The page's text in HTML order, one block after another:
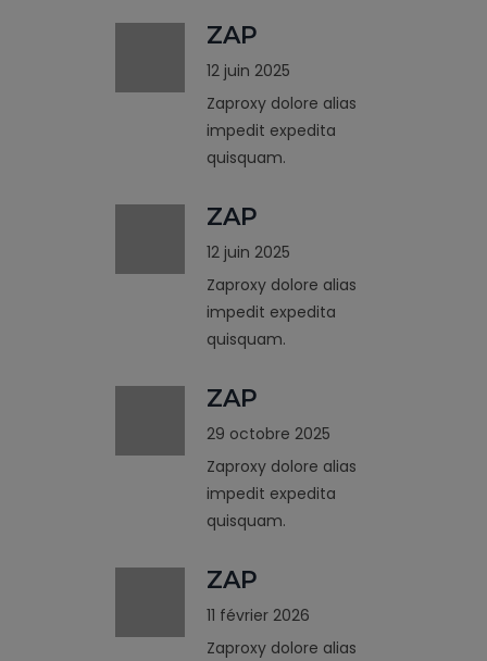
ZAP
12 juin 2025
Zaproxy dolore alias
impedit expedita
quisquam.
ZAP
12 juin 2025
Zaproxy dolore alias
impedit expedita
quisquam.
ZAP
29 octobre 2025
Zaproxy dolore alias
impedit expedita
quisquam.
ZAP
11 février 2026
Zaproxy dolore alias